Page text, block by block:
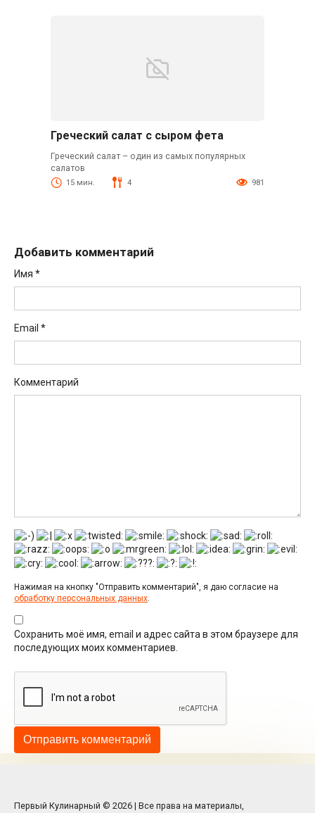
Греческий салат с сыром фета
Греческий салат – один из самых популярных
салатов
15 мин. 4 981
Добавить комментарий
Имя *
Email *
Комментарий
Нажимая на кнопку "Отправить комментарий", я даю согласие на
обработку персональных данных.
Сохранить моё имя, email и адрес сайта в этом браузере для
последующих моих комментариев.
Первый Кулинарный © 2026 | Все права на материалы,